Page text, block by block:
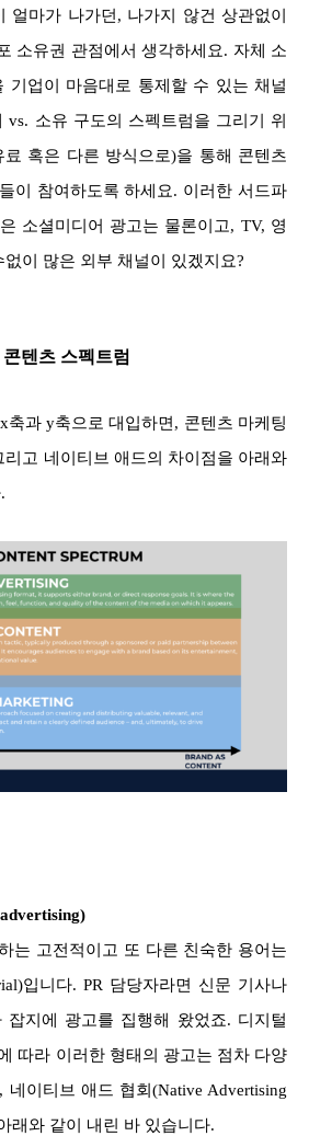
얼마가 나가던, 나가지 않건 상관없이
소유권 관점에서 생각하세요. 자체 소
기업이 마음대로 통제할 수 있는 채널
vs. 소유 구도의 스펙트럼을 그리기 위
혹은 다른 방식으로)을 통해 콘텐츠
이 참여하도록 하세요. 이러한 서드파
소셜미디어 광고는 물론이고, TV, 영
이 많은 외부 채널이 있겠지요?
텐츠 스펙트럼
축과 y축으로 대입하면, 콘텐츠 마케팅
고 네이티브 애드의 차이점을 아래와
는 고전적이고 또 다른 친숙한 용어는
입니다. PR 담당자라면 신문 기사나
잡지에 광고를 집행해 왔었죠. 디지털
따라 이러한 형태의 광고는 점차 다양
네이티브 애드 협회(Native Advertising
래와 같이 내린 바 있습니다.